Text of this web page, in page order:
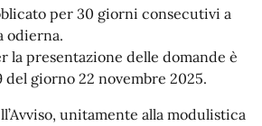
per 30 giorni consecutivi a
odierna.
la presentazione delle domande è
del giorno 22 novembre 2025.
unitamente alla modulistica